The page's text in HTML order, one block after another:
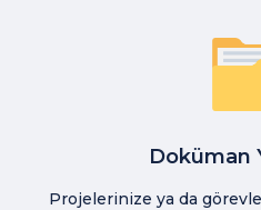
Doküman
Projelerinize ya da